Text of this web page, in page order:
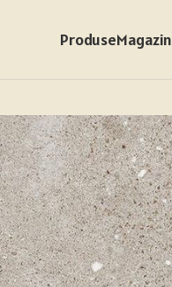
ProduseMagazin